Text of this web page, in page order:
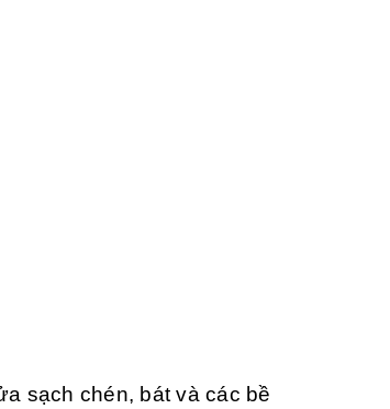
sạch chén, bát và các bề